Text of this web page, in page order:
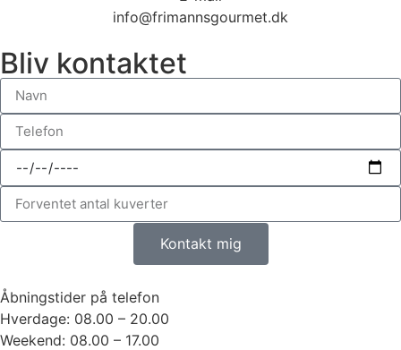
info@frimannsgourmet.dk
Bliv kontaktet
Kontakt mig
Åbningstider på telefon
Hverdage: 08.00 – 20.00
Weekend: 08.00 – 17.00